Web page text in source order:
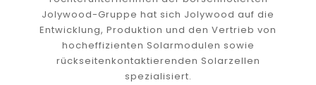
Jolywood-Gruppe hat sich Jolywood auf die
Entwicklung, Produktion und den Vertrieb von
hocheffizienten Solarmodulen sowie
rückseitenkontaktierenden Solarzellen
spezialisiert.